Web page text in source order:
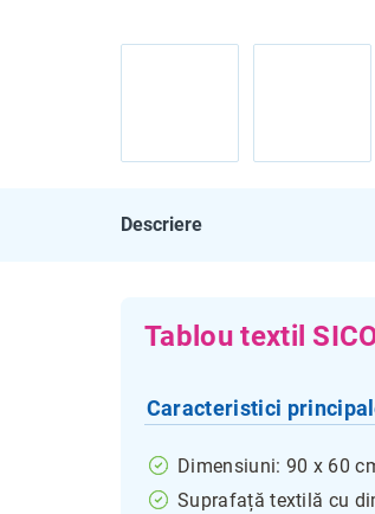
Descriere
Tablou textil
Caracteristici
Dimensiuni: 90 x 60
Suprafață textilă cu